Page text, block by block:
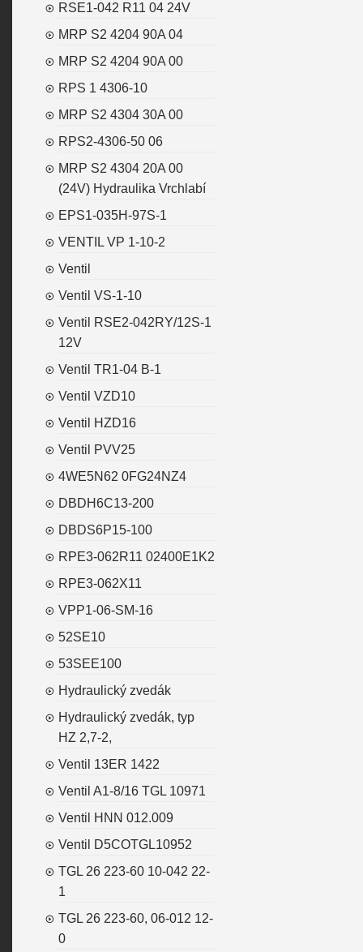
RSE1-042 R11 04 24V
MRP S2 4204 90A 04
MRP S2 4204 90A 00
RPS 1 4306-10
MRP S2 4304 30A 00
RPS2-4306-50 06
MRP S2 4304 20A 00
(24V) Hydraulika Vrchlabí
EPS1-035H-97S-1
VENTIL VP 1-10-2
Ventil
Ventil VS-1-10
Ventil RSE2-042RY/12S-1
12V
Ventil TR1-04 B-1
Ventil VZD10
Ventil HZD16
Ventil PVV25
4WE5N62 0FG24NZ4
DBDH6C13-200
DBDS6P15-100
RPE3-062R11 02400E1K2
RPE3-062X11
VPP1-06-SM-16
52SE10
53SEE100
Hydraulický zvedák
Hydraulický zvedák, typ
HZ 2,7-2,
Ventil 13ER 1422
Ventil A1-8/16 TGL 10971
Ventil HNN 012.009
Ventil D5COTGL10952
TGL 26 223-60 10-042 22-
1
TGL 26 223-60, 06-012 12-
0